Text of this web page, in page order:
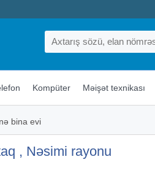
Kompüter Məişət texnikası
bina evi
, Nəsimi rayonu